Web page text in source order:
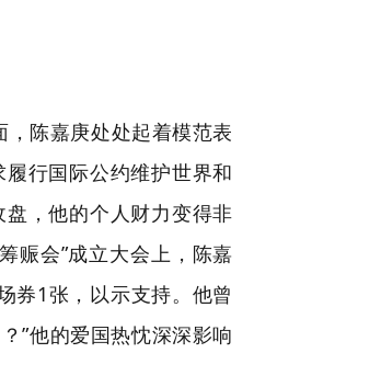
陈嘉庚处处起着模范表
行国际公约维护世界和
，他的个人财力变得非
赈会”成立大会上，陈嘉
券1张，以示支持。他曾
”他的爱国热忱深深影响